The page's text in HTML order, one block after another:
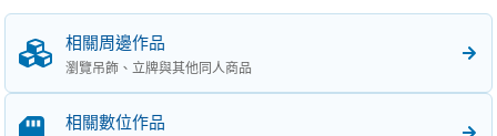
相關周邊作品
瀏覽吊飾、立牌與其他同人商品
相關數位作品